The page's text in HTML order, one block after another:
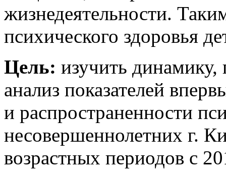
жизнедеятельности.
психического здоровья
Цель: изучить динамику,
анализ показателей
и распространенности
несовершеннолетних г.
возрастных периодов с